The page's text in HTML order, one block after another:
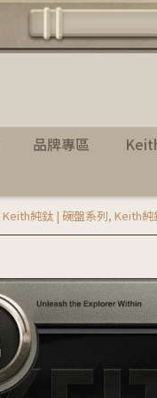
品牌專區
Keith純鈦 | 碗盤系列, Keith純